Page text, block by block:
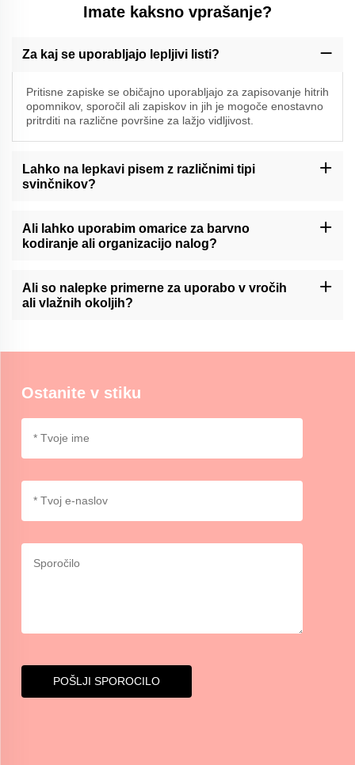
Imate kaksno vprašanje?
Za kaj se uporabljajo lepljivi listi?
Pritisne zapiske se običajno uporabljajo za zapisovanje hitrih
opomnikov, sporočil ali zapiskov in jih je mogoče enostavno
pritrditi na različne površine za lažjo vidljivost.
Lahko na lepkavi pisem z različnimi tipi
svinčnikov?
vrstami svinčnikov, vključno s kroglicami, gelom in markerji.
Priporočljivo je, da se na določenih površinah izvedejo preskusi
na razmazane ali krvavele površine.
Ali lahko uporabim omarice za barvno
kodiranje ali organizacijo nalog?
ali organizacijo nalog, kar uporabnikom omogoča, da
kategorizirajo in prednostno določijo informacije na vizualen in
priročen način.
Ali so nalepke primerne za uporabo v vročih
ali vlažnih okoljih?
lahko vplivajo na lepilne lastnosti, zato je priporočljivo biti
Ostanite v stiku
POŠLJI SPOROCILO